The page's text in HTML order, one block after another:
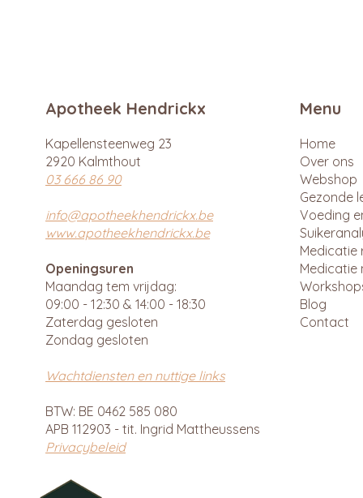
Apotheek Hendrickx
Kapellensteenweg 23
2920 Kalmthout
03 666 86 90
info@apotheekhendrickx.be
www.apotheekhendrickx.be
Openingsuren
Maandag tem vrijdag:
09:00 - 12:30 & 14:00 - 18:30
Zaterdag gesloten
Zondag gesloten
Wachtdiensten en nuttige links
BTW: BE 0462 585 080
APB 112903 - tit. Ingrid Mattheussens
Privacybeleid
Menu
Home
Over ons
Webshop
Gezonde
Voeding
Medicatie
Medicatie
Blog
Contact